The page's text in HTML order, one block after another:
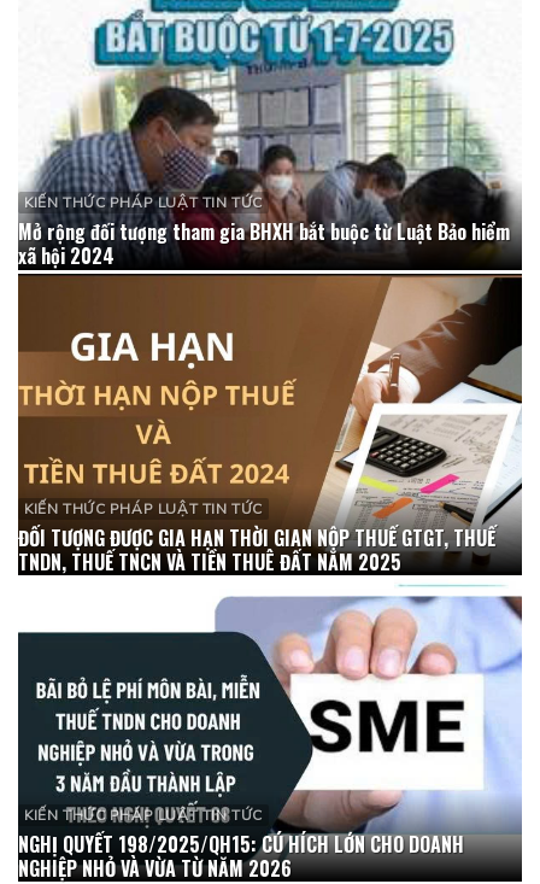
KIẾN THỨC PHÁP LUẬT TIN TỨC
Mở rộng đối tượng tham gia BHXH bắt buộc từ Luật Bảo hiểm
xã hội 2024
KIẾN THỨC PHÁP LUẬT TIN TỨC
ĐỐI TƯỢNG ĐƯỢC GIA HẠN THỜI GIAN NỘP THUẾ GTGT, THUẾ
TNDN, THUẾ TNCN VÀ TIỀN THUÊ ĐẤT NĂM 2025
KIẾN THỨC PHÁP LUẬT TIN TỨC
NGHỊ QUYẾT 198/2025/QH15: CÚ HÍCH LỚN CHO DOANH
NGHIỆP NHỎ VÀ VỪA TỪ NĂM 2026